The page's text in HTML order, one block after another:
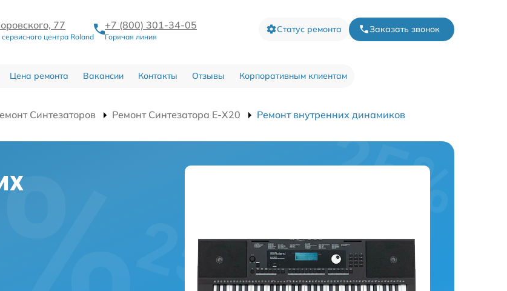
77
центра Roland
+7 (800) 301-34-05
Горячая линия
Статус ремонта Заказать звонок
Цена ремонта Вакансии Контакты Отзывы Корпоративным клиентам
Синтезаторов Ремонт Синтезатора E-X20 Ремонт внутренних динамиков